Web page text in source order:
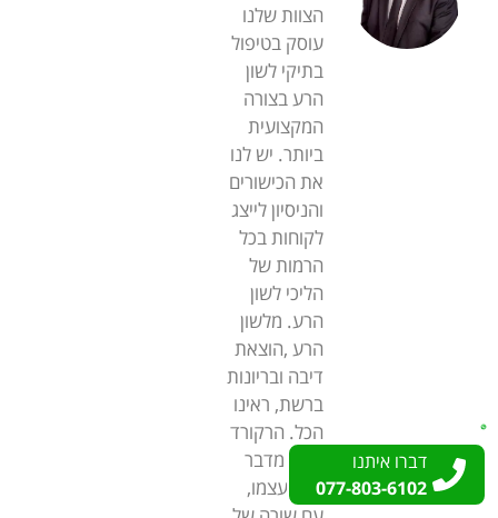
הצוות שלנו
עוסק בטיפול
בתיקי לשון
הרע בצורה
המקצועית
ביותר. יש לנו
את הכישורים
והניסיון לייצג
לקוחות בכל
הרמות של
הליכי לשון
הרע. מלשון
הרע ,הוצאת
דיבה ובריונות
ברשת, ראינו
הכל. הרקורד
שלנו מדבר
בעד עצמו,
דברו איתנו
077-803-6102
דברו איתנו
077-803-6102